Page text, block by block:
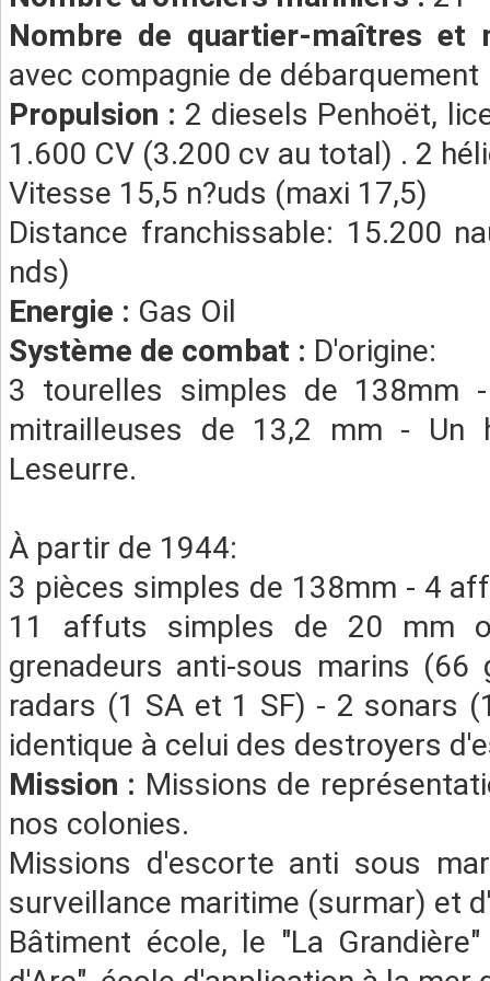
Nombre de quartier-maîtres
avec compagnie de débarquement
Propulsion : 2 diesels Penhoët,
1.600 CV (3.200 cv au total) . 2
Vitesse 15,5 n?uds (maxi 17,5)
Distance franchissable: 15.200
nds)
Energie : Gas Oil
Système de combat : D'origine:
3 tourelles simples de
mitrailleuses de 13,2 mm - Un
Leseurre.
À partir de 1944:
3 pièces simples de 138mm - 4
11 affuts simples de 20 mm
grenadeurs anti-sous marins
radars (1 SA et 1 SF) - 2 sonars
identique à celui des destroyers
Mission : Missions de
nos colonies.
Missions d'escorte anti sous
surveillance maritime (surmar) et
Bâtiment école, le "La